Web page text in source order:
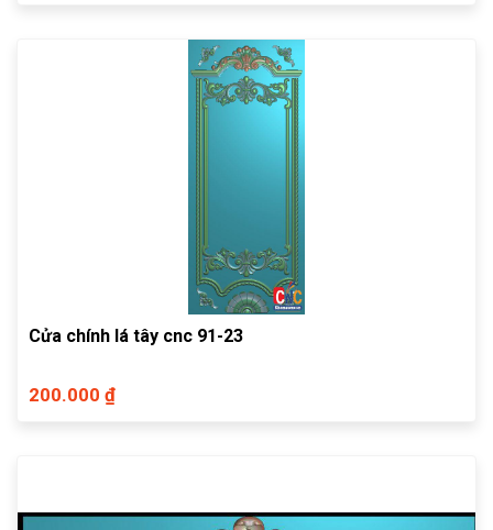
Cửa chính lá tây cnc 91-23
200.000 ₫